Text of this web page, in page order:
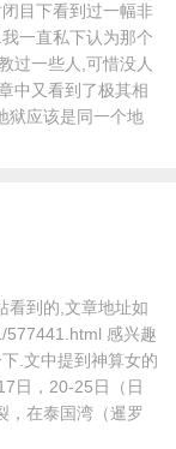
目下看到过一幅非
一直私下认为那个
过一些人,可惜没人
中又看到了极其相
狱应该是同一个地
看到的,文章地址如
577441.html 感兴趣
.文中提到神算女的
日，20-25日（日
，在泰国湾（暹罗